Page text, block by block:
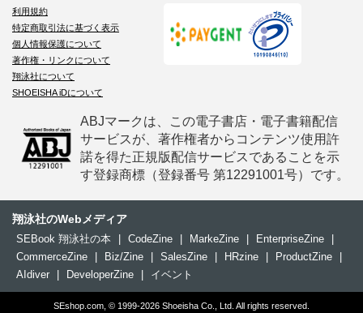
利用規約
特定商取引法に基づく表示
個人情報保護について
著作権・リンクについて
翔泳社について
SHOEISHA iDについて
ABJマークは、この電子書店・電子書籍配信
サービスが、著作権者からコンテンツ使用許
諾を得た正規版配信サービスであることを示
す登録商標（登録番号 第12291001号）です。
翔泳社のWebメディア
SEBook 翔泳社の本 CodeZine MarkeZine EnterpriseZine
CommerceZine
Biz/Zine SalesZine HRzine ProductZine
AIdiver
DeveloperZine イベント
SEshop.com, © 1999-2026 Shoeisha Co., Ltd. All rights reserved.